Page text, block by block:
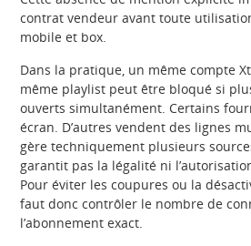
contrat vendeur avant toute
mobile et box.
Dans la pratique, un même compte
même playlist peut être bloqué si
ouverts simultanément. Certains
écran. D’autres vendent des lignes
gère techniquement plusieurs
garantit pas la légalité ni
Pour éviter les coupures ou la
faut donc contrôler le nombre de
l’abonnement exact.